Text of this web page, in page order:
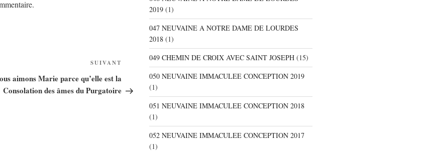
SUIVANT
aimons Marie parce qu’elle est la
Consolation des âmes du Purgatoire
2019(1)
047 NEUVAINE A NOTRE DAME DE LOURDES
2018(1)
049 CHEMIN DE CROIX AVEC SAINT JOSEPH(15)
050 NEUVAINE IMMACULEE CONCEPTION 2019
(1)
051 NEUVAINE IMMACULEE CONCEPTION 2018
(1)
052 NEUVAINE IMMACULEE CONCEPTION 2017
(1)